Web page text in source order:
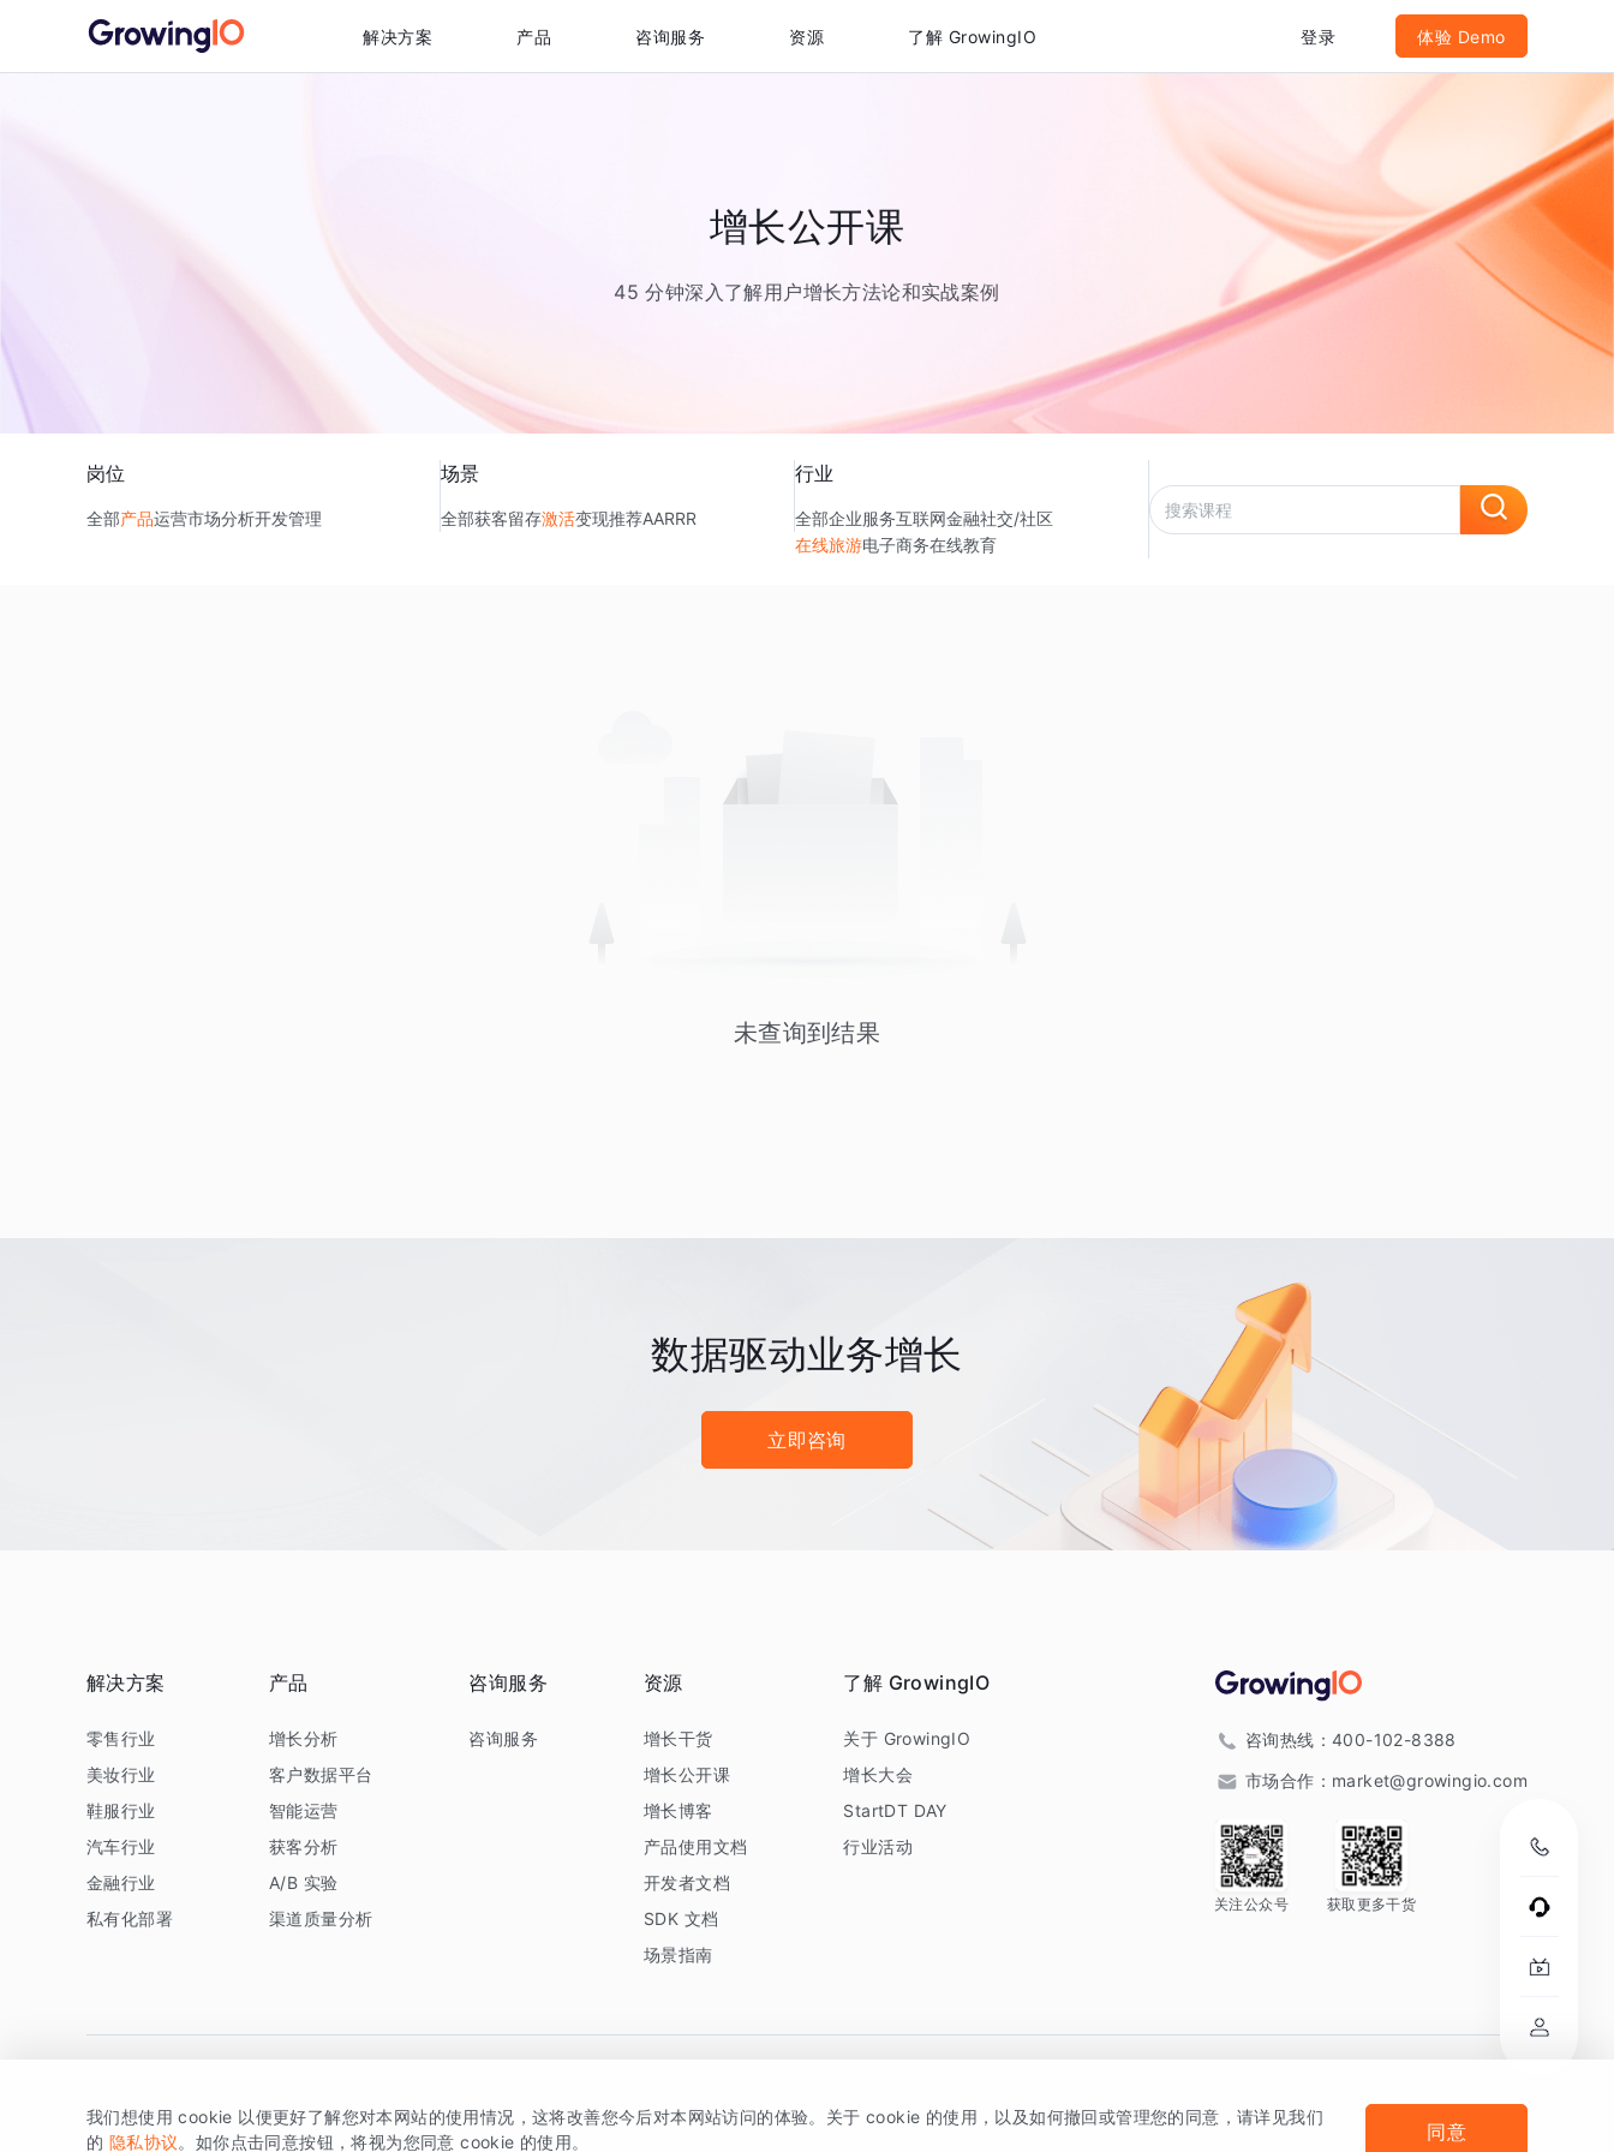
解决方案 产品 咨询服务 资源 了解 GrowingIO 登录 体验 Demo
增长公开课
45 分钟深入了解用户增长方法论和实战案例
岗位
全部产品运营市场分析开发管理
场景
全部获客留存激活变现推荐AARRR
行业
全部企业服务互联网金融社交/社区
在线旅游电子商务在线教育
未查询到结果
数据驱动业务增长
立即咨询
解决方案
零售行业
美妆行业
鞋服行业
汽车行业
金融行业
私有化部署
产品
增长分析
客户数据平台
智能运营
获客分析
A/B 实验
渠道质量分析
咨询服务
咨询服务
资源
增长干货
增长公开课
增长博客
产品使用文档
开发者文档
SDK 文档
场景指南
了解 GrowingIO
关于 GrowingIO
增长大会
StartDT DAY
行业活动
咨询热线： 400-102-8388
市场合作： market@growingio.com
关注公众号 获取更多干货
版权所有 © 北京易数科技有限公司SDK相关说明 京ICP备15038330号 法律声明及隐私条款
我们想使用 cookie 以便更好了解您对本网站的使用情况，这将改善您今后对本网站访问的体验。关于 cookie 的使用，以及如何撤回或管理您的同意，请详见我们
的 隐私协议。如你点击同意按钮，将视为您同意 cookie 的使用。 同意